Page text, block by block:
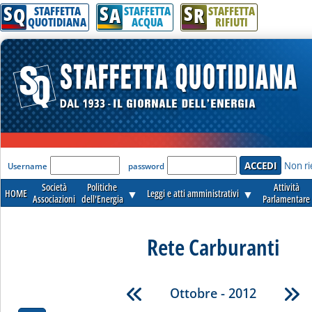
SQ STAFFETTA
QUOTIDIANA SA STAFFETTA
ACQUA SR STAFFETTA
RIFIUTI
'Modulo Login per accedere'
Username password Non
HOME
Società
Associazioni
Politiche
dell'Energia ▼ Leggi e atti amministrativi ▼
Attività
Parlamentare
Rete Carburanti
Ottobre - 2012